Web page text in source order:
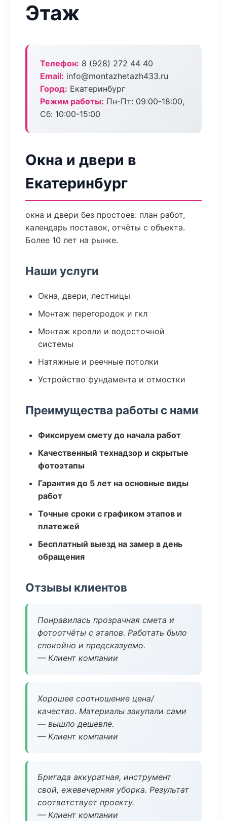
Этаж
Телефон: 8 (928) 272 44 40
Email: info@montazhetazh433.ru
Город: Екатеринбург
Режим работы: Пн-Пт: 09:00-18:00,
Сб: 10:00-15:00
Окна и двери в
Екатеринбург
окна и двери без простоев: план работ,
календарь поставок, отчёты с объекта.
Более 10 лет на рынке.
Наши услуги
Окна, двери, лестницы
Монтаж перегородок и гкл
Монтаж кровли и водосточной
системы
Натяжные и реечные потолки
Устройство фундамента и отмостки
Преимущества работы с нами
Фиксируем смету до начала работ
Качественный технадзор и скрытые
фотоэтапы
Гарантия до 5 лет на основные виды
работ
Точные сроки с графиком этапов и
платежей
Бесплатный выезд на замер в день
обращения
Отзывы клиентов
Понравилась прозрачная смета и
фотоотчёты с этапов. Работать было
спокойно и предсказуемо.
— Клиент компании
Хорошее соотношение цена/
качество. Материалы закупали сами
— вышло дешевле.
— Клиент компании
Бригада аккуратная, инструмент
свой, ежевечерняя уборка. Результат
соответствует проекту.
— Клиент компании